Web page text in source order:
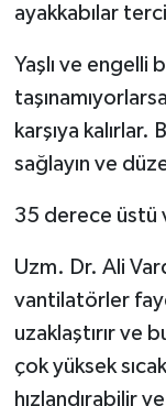
ayakkabılar
Yaşlı ve engelli
karşıya kalırlar.
sağlayın ve
35 derece üstü
Uzm. Dr. Ali
vantilatörler
uzaklaştırır ve
çok yüksek
hızlandırabilir